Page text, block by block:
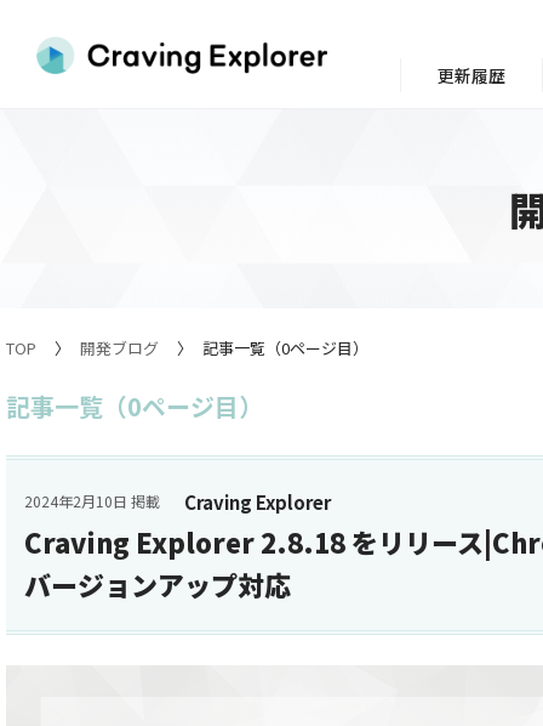
TOP 開発ブログ 記事一覧（0ページ目）
記事一覧（0ページ目）
Craving Explorer
2024年2月10日 掲載
Craving Explorer 2.8.18 をリリース
バージョンアップ対応
更新履歴